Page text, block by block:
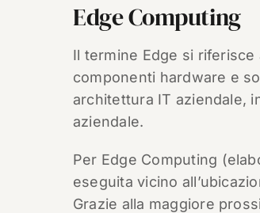
Edge Computing
Il termine Edge si
componenti hardware e
architettura IT aziendale,
aziendale.
Per Edge Computing
eseguita vicino
Grazie alla maggiore